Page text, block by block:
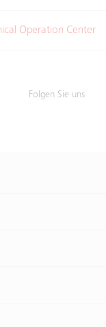
Operation Center
Folgen Sie uns